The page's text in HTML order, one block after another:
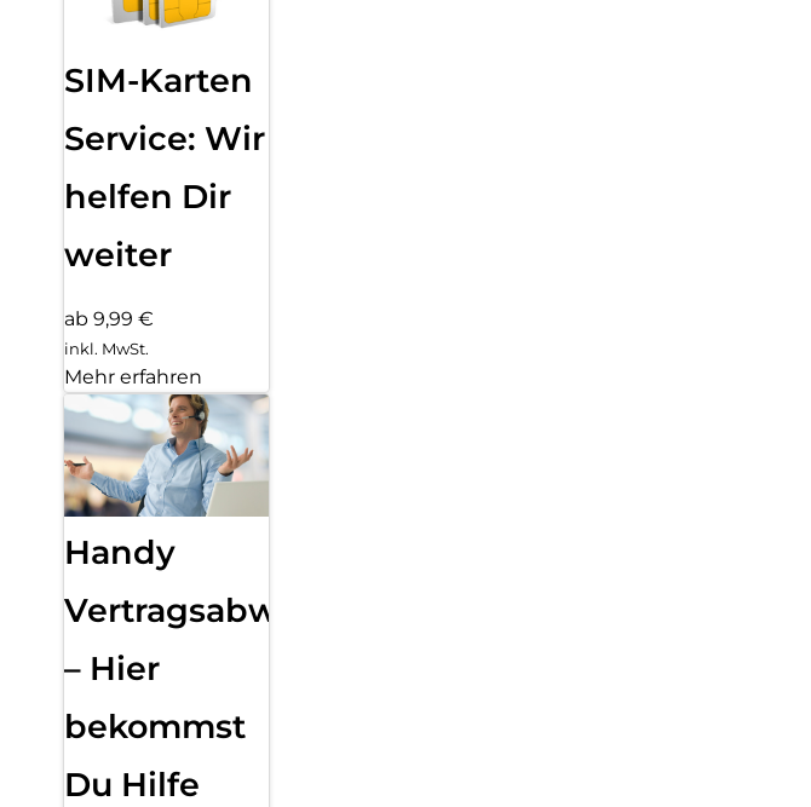
SIM-Karten
Service: Wir
helfen Dir
weiter
ab 9,99 €
inkl. MwSt.
Mehr erfahren
Handy
Vertragsabwicklung
– Hier
bekommst
Du Hilfe